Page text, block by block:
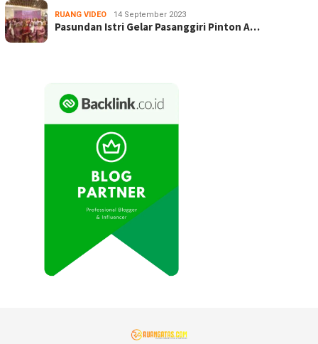
RUANG VIDEO 14 September 2023
Pasundan Istri Gelar Pasanggiri Pinton A…